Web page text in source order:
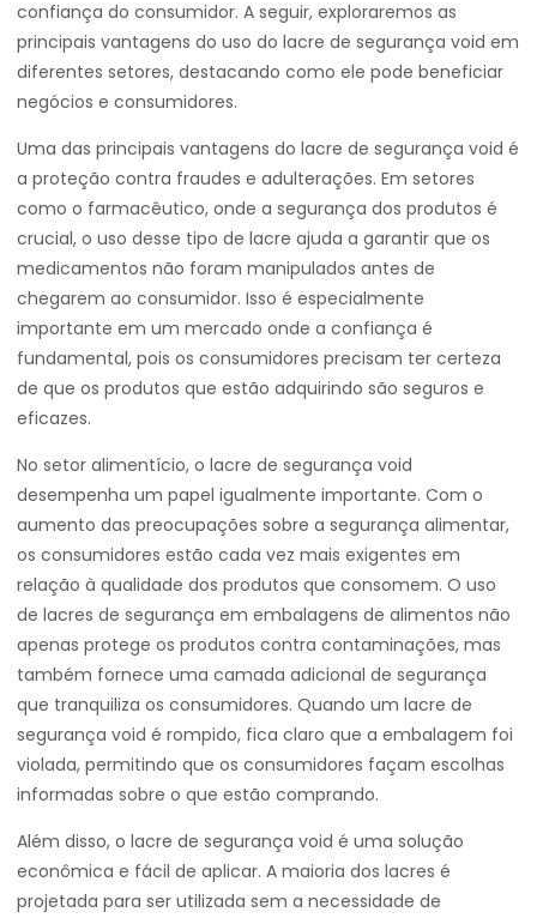
confiança do consumidor. A seguir, exploraremos as
principais vantagens do uso do lacre de segurança void em
diferentes setores, destacando como ele pode beneficiar
negócios e consumidores.
Uma das principais vantagens do lacre de segurança void é
a proteção contra fraudes e adulterações. Em setores
como o farmacêutico, onde a segurança dos produtos é
crucial, o uso desse tipo de lacre ajuda a garantir que os
medicamentos não foram manipulados antes de
chegarem ao consumidor. Isso é especialmente
importante em um mercado onde a confiança é
fundamental, pois os consumidores precisam ter certeza
de que os produtos que estão adquirindo são seguros e
eficazes.
No setor alimentício, o lacre de segurança void
desempenha um papel igualmente importante. Com o
aumento das preocupações sobre a segurança alimentar,
os consumidores estão cada vez mais exigentes em
relação à qualidade dos produtos que consomem. O uso
de lacres de segurança em embalagens de alimentos não
apenas protege os produtos contra contaminações, mas
também fornece uma camada adicional de segurança
que tranquiliza os consumidores. Quando um lacre de
segurança void é rompido, fica claro que a embalagem foi
violada, permitindo que os consumidores façam escolhas
informadas sobre o que estão comprando.
Além disso, o lacre de segurança void é uma solução
econômica e fácil de aplicar. A maioria dos lacres é
projetada para ser utilizada sem a necessidade de